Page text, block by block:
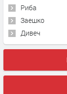
Риба
Заешко
Дивеч